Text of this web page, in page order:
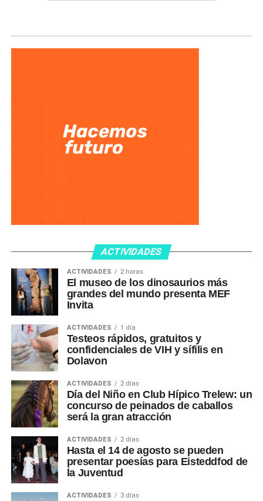
ACTIVIDADES
ACTIVIDADES 2 horas
El museo de los dinosaurios más
grandes del mundo presenta MEF
Invita
ACTIVIDADES 1 día
Testeos rápidos, gratuitos y
confidenciales de VIH y sífilis en
Dolavon
ACTIVIDADES 2 días
Día del Niño en Club Hípico Trelew: un
concurso de peinados de caballos
será la gran atracción
ACTIVIDADES 2 días
Hasta el 14 de agosto se pueden
presentar poesías para Eisteddfod de
la Juventud
ACTIVIDADES 3 días